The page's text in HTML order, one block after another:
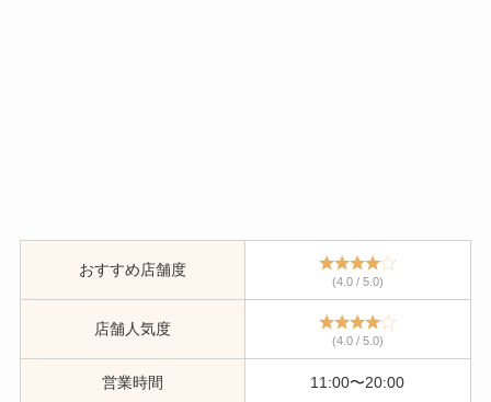
おすすめ店舗度
(4.0 / 5.0)
店舗人気度
(4.0 / 5.0)
営業時間 11:00〜20:00